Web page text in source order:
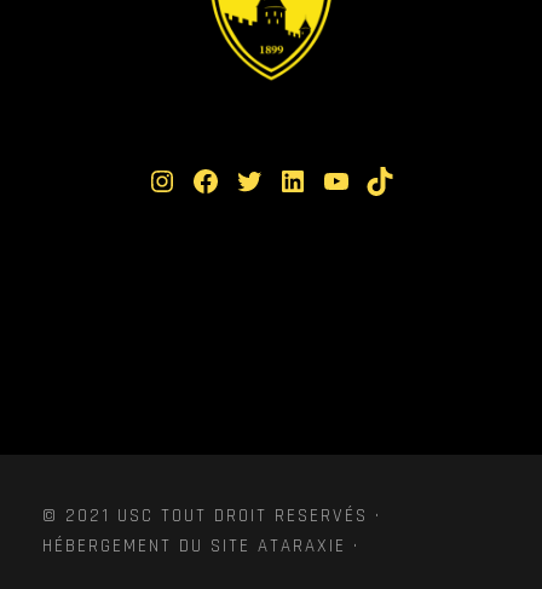
Instagram Facebook Twitter LinkedIn YouTube TikTok
© 2021 USC TOUT DROIT RESERVÉS ·
HÉBERGEMENT DU SITE ATARAXIE ·